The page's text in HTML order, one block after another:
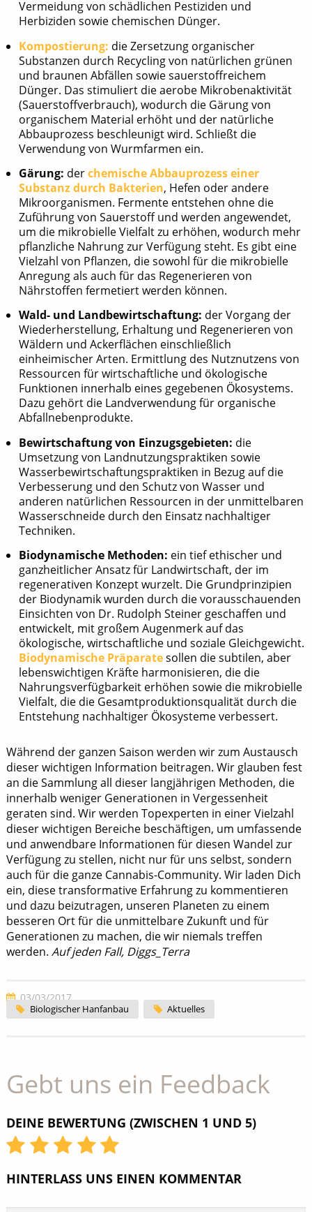
Vermeidung von schädlichen Pestiziden und
Herbiziden sowie chemischen Dünger.
Kompostierung: die Zersetzung organischer
Substanzen durch Recycling von natürlichen grünen
und braunen Abfällen sowie sauerstoffreichem
Dünger. Das stimuliert die aerobe Mikrobenaktivität
(Sauerstoffverbrauch), wodurch die Gärung von
organischem Material erhöht und der natürliche
Abbauprozess beschleunigt wird. Schließt die
Verwendung von Wurmfarmen ein.
Gärung: derchemische Abbauprozess einer
Substanz durch Bakterien, Hefen oder andere
Mikroorganismen. Fermente entstehen ohne die
Zuführung von Sauerstoff und werden angewendet,
um die mikrobielle Vielfalt zu erhöhen, wodurch mehr
pflanzliche Nahrung zur Verfügung steht. Es gibt eine
Vielzahl von Pflanzen, die sowohl für die mikrobielle
Anregung als auch für das Regenerieren von
Nährstoffen fermetiert werden können.
Wald- und Landbewirtschaftung: der Vorgang der
Wiederherstellung, Erhaltung und Regenerieren von
Wäldern und Ackerflächen einschließlich
einheimischer Arten. Ermittlung des Nutznutzens von
Ressourcen für wirtschaftliche und ökologische
Funktionen innerhalb eines gegebenen Ökosystems.
Dazu gehört die Landverwendung für organische
Abfallnebenprodukte.
Bewirtschaftung von Einzugsgebieten: die
Umsetzung von Landnutzungspraktiken sowie
Wasserbewirtschaftungspraktiken in Bezug auf die
Verbesserung und den Schutz von Wasser und
anderen natürlichen Ressourcen in der unmittelbaren
Wasserschneide durch den Einsatz nachhaltiger
Techniken.
Biodynamische Methoden: ein tief ethischer und
ganzheitlicher Ansatz für Landwirtschaft, der im
regenerativen Konzept wurzelt. Die Grundprinzipien
der Biodynamik wurden durch die vorausschauenden
Einsichten von Dr. Rudolph Steiner geschaffen und
entwickelt, mit großem Augenmerk auf das
ökologische, wirtschaftliche und soziale Gleichgewicht.
Biodynamische Präparatesollen die subtilen, aber
lebenswichtigen Kräfte harmonisieren, die die
Nahrungsverfügbarkeit erhöhen sowie die mikrobielle
Vielfalt, die die Gesamtproduktionsqualität durch die
Entstehung nachhaltiger Ökosysteme verbessert.
Während der ganzen Saison werden wir zum Austausch
dieser wichtigen Information beitragen. Wir glauben fest
an die Sammlung all dieser langjährigen Methoden, die
innerhalb weniger Generationen in Vergessenheit
geraten sind. Wir werden Topexperten in einer Vielzahl
dieser wichtigen Bereiche beschäftigen, um umfassende
und anwendbare Informationen für diesen Wandel zur
Verfügung zu stellen, nicht nur für uns selbst, sondern
auch für die ganze Cannabis-Community. Wir laden Dich
ein, diese transformative Erfahrung zu kommentieren
und dazu beizutragen, unseren Planeten zu einem
besseren Ort für die unmittelbare Zukunft und für
Generationen zu machen, die wir niemals treffen
werden. Auf jeden Fall, Diggs_Terra
03/03/2017
Biologischer Hanfanbau Aktuelles
Gebt uns ein Feedback
DEINE BEWERTUNG (ZWISCHEN 1 UND 5)
HINTERLASS UNS EINEN KOMMENTAR